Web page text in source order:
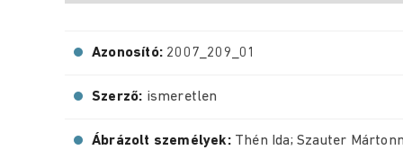
Azonosító: 2007_209_01
Szerző: ismeretlen
Ábrázolt személyek: Thén Ida; Szauter